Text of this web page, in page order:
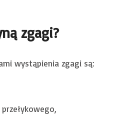
zgagi?
wystąpienia zgagi są: